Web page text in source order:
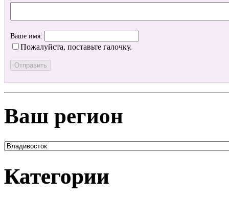
Ваше имя:
Пожалуйста, поставьте галочку.
Ваш регион
Категории